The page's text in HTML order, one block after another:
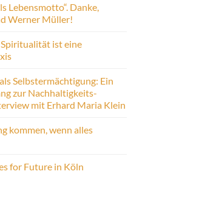
Lebensmotto“. Danke,
Werner Müller!
ist eine
als Selbstermächtigung: Ein
zur Nachhaltigkeits-
mit Erhard Maria Klein
kommen, wenn alles
for Future in Köln